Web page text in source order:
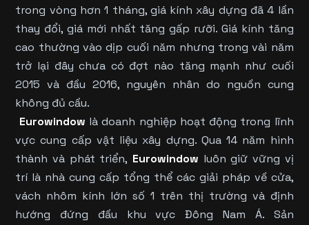
trong vòng hơn 1 tháng, giá kính xây dựng đã 4 lần
thay đổi, giá mới nhất tăng gấp rưỡi. Giá kính tăng
cao thường vào dịp cuối năm nhưng trong vài năm
trở lại đây chưa có đợt nào tăng mạnh như cuối
2015 và đầu 2016, nguyên nhân do nguồn cung
không đủ cầu.
Eurowindow là doanh nghiệp hoạt động trong lĩnh
vực cung cấp vật liệu xây dựng. Qua 14 năm hình
thành và phát triển, Eurowindow luôn giữ vững vị
trí là nhà cung cấp tổng thể các giải pháp về cửa,
vách nhôm kính lớn số 1 trên thị trường và định
hướng đứng đầu khu vực Đông Nam Á. Sản